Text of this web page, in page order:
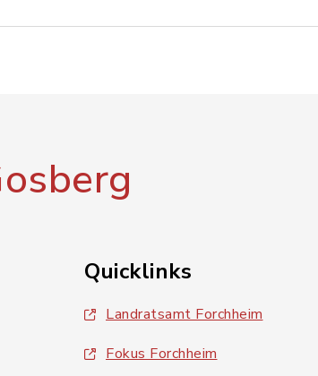
Quicklinks
Landratsamt Forchheim
Fokus Forchheim